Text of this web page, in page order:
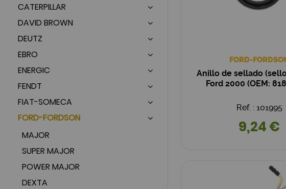
CATERPILLAR
DAVID BROWN
DEUTZ
EBRO
ENERGIC
FENDT
FIAT-SOMECA
FORD-FORDSON
MAJOR
SUPER MAJOR
POWER MAJOR
DEXTA
FORD-
Anillo de sellado
Ford 2000 (OEM:
Ref. : 101995
9,24 €